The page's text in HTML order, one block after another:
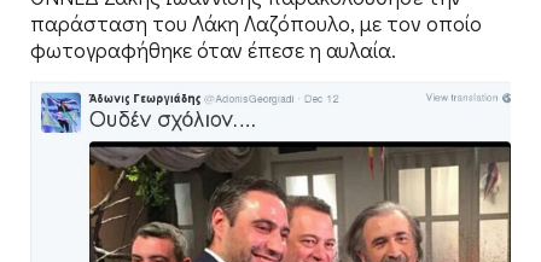
παράσταση του Λάκη Λαζόπουλο, με τον οποίο
φωτογραφήθηκε όταν έπεσε η αυλαία.